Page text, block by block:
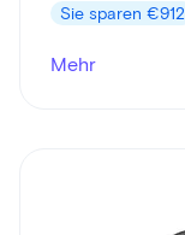
Sie sparen €912
Mehr